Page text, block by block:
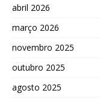
abril 2026
março 2026
novembro 2025
outubro 2025
agosto 2025